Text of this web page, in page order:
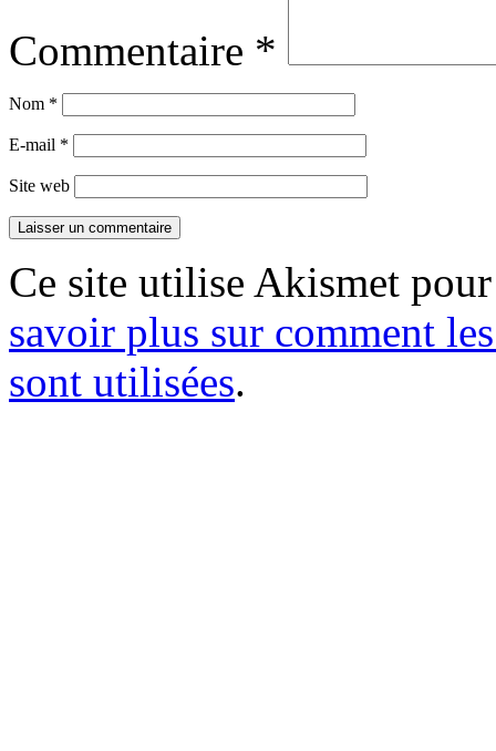
Commentaire *
Nom *
E-mail *
Site web
Ce site utilise Akismet
savoir plus sur comment
sont utilisées.